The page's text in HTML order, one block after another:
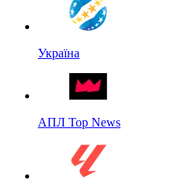
Україна
АПЛ Top News